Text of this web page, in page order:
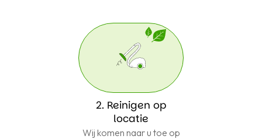
2. Reinigen op
locatie
Wij komen naar u toe op